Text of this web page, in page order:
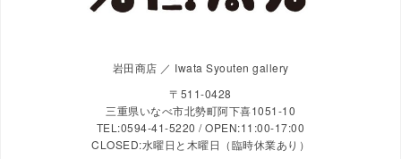
岩田商店 ／ Iwata Syouten gallery
〒511-0428
三重県いなべ市北勢町阿下喜1051-10
TEL:0594-41-5220 / OPEN:11:00-17:00
CLOSED:水曜日と木曜日（臨時休業あり）